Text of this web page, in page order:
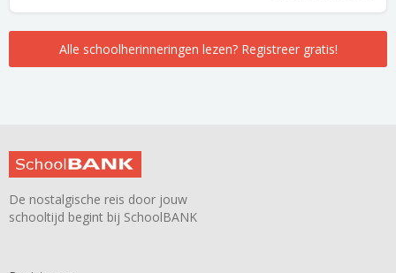
Alle schoolherinneringen lezen? Registreer gratis!
De nostalgische reis door jouw
schooltijd begint bij SchoolBANK